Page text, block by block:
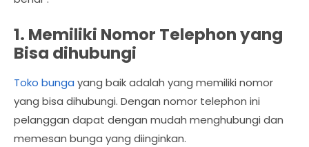
1. Memiliki Nomor Telephon yang
Bisa dihubungi
Toko bunga yang baik adalah yang memiliki nomor
yang bisa dihubungi. Dengan nomor telephon ini
pelanggan dapat dengan mudah menghubungi dan
memesan bunga yang diinginkan.